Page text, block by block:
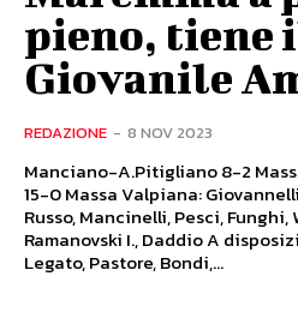
pieno, tiene
Giovanile
REDAZIONE - 8 NOV 2023
Manciano-A.Pitigliano 8-2
15-0 Massa Valpiana:
Russo, Mancinelli, Pesci,
Ramanovski I., Daddio A
Legato, Pastore, Bondi,...